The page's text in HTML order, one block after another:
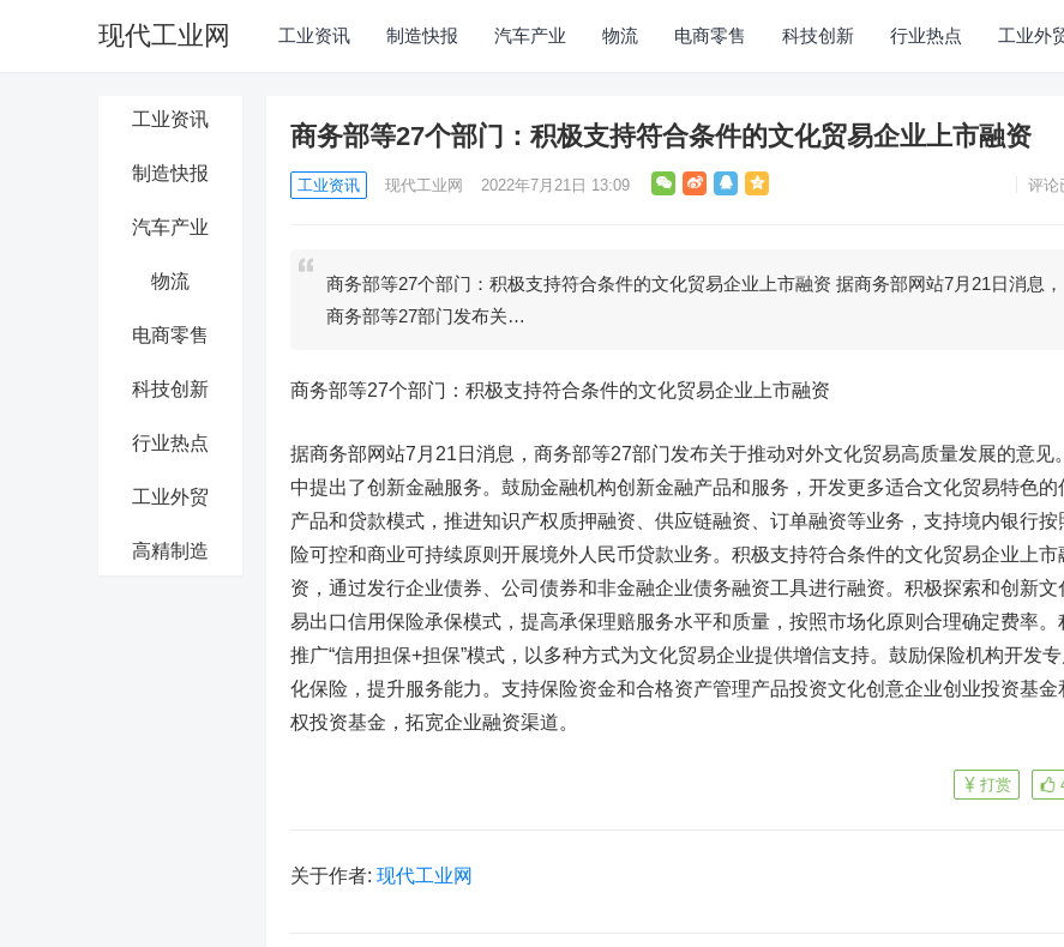
现代工业网 工业资讯 制造快报 汽车产业 物流 电商零售 科技创新 行业热点 工业外
工业资讯
制造快报
汽车产业
物流
电商零售
科技创新
行业热点
工业外贸
高精制造
商务部等27个部门：积极支持符合条件的文化贸易企业上市融资
工业资讯 现代工业网 2022年7月21日 13:09 评论
商务部等27个部门：积极支持符合条件的文化贸易企业上市融资 据商务部网站7月21日消息，
商务部等27部门发布关…
商务部等27个部门：积极支持符合条件的文化贸易企业上市融资
据商务部网站7月21日消息，商务部等27部门发布关于推动对外文化贸易高质量发展的意见
中提出了创新金融服务。鼓励金融机构创新金融产品和服务，开发更多适合文化贸易特色的
产品和贷款模式，推进知识产权质押融资、供应链融资、订单融资等业务，支持境内银行按
险可控和商业可持续原则开展境外人民币贷款业务。积极支持符合条件的文化贸易企业上市
资，通过发行企业债券、公司债券和非金融企业债务融资工具进行融资。积极探索和创新文
易出口信用保险承保模式，提高承保理赔服务水平和质量，按照市场化原则合理确定费率。
推广“信用担保+担保”模式，以多种方式为文化贸易企业提供增信支持。鼓励保险机构开发
化保险，提升服务能力。支持保险资金和合格资产管理产品投资文化创意企业创业投资基金
权投资基金，拓宽企业融资渠道。
打赏
关于作者: 现代工业网